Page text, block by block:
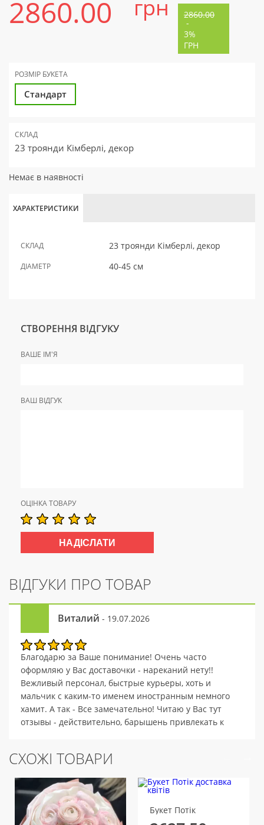
2860.00 грн 2860.00
-
3%
ГРН
РОЗМІР БУКЕТА
Стандарт
СКЛАД
23 троянди Кімберлі, декор
Немає в наявності
ХАРАКТЕРИСТИКИ
СКЛАД 23 троянди Кімберлі, декор
ДІАМЕТР 40-45 см
СТВОРЕННЯ ВІДГУКУ
ВАШЕ ІМ'Я
ВАШ ВІДГУК
ОЦІНКА ТОВАРУ
ВІДГУКИ ПРО ТОВАР
Виталий - 19.07.2026
Благодарю за Ваше понимание! Очень часто
оформляю у Вас доставочки - нареканий нету!!
Вежливый персонал, быстрые курьеры, хоть и
мальчик с каким-то именем иностранным немного
хамит. А так - Все замечательно! Читаю у Вас тут
отзывы - действительно, барышень привлекать к
девушке не очень, но у Вас же минимум по 2 курьера
хорошие да и робота флористов на ура )
СХОЖІ ТОВАРИ
Букет Потік